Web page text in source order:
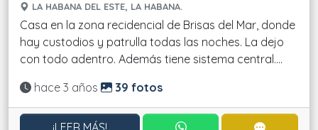
LA HABANA DEL ESTE, LA HABANA.
Casa en la zona recidencial de Brisas del Mar, donde
hay custodios y patrulla todas las noches. La dejo
con todo adentro. Además tiene sistema central....
Actualizado:
hace 3 años 39 fotos
¡LEER MÁS! CONTACTAR POR